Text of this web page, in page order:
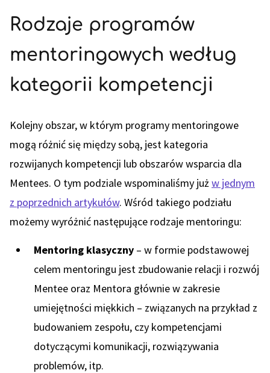
Rodzaje programów
mentoringowych według
kategorii kompetencji
Kolejny obszar, w którym programy mentoringowe
mogą różnić się między sobą, jest kategoria
rozwijanych kompetencji lub obszarów wsparcia dla
Mentees. O tym podziale wspominaliśmy jużw jednym
z poprzednich artykułów. Wśród takiego podziału
możemy wyróżnić następujące rodzaje mentoringu:
Mentoring klasyczny – w formie podstawowej
celem mentoringu jest zbudowanie relacji i rozwój
Mentee oraz Mentora głównie w zakresie
umiejętności miękkich – związanych na przykład z
budowaniem zespołu, czy kompetencjami
dotyczącymi komunikacji, rozwiązywania
problemów, itp.